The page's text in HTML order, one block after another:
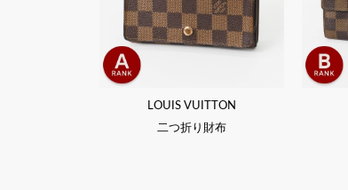
LOUIS VUITTON
二つ折り財布